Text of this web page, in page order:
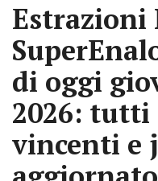
Estrazioni
di oggi
2026:
vincenti e